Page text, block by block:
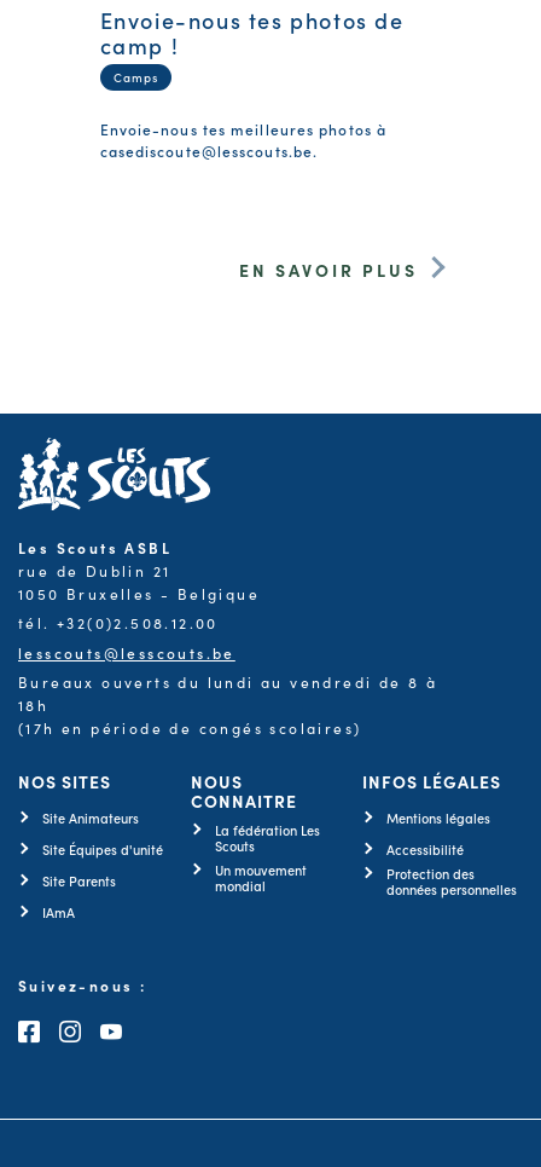
Envoie-nous tes photos de
camp !
Camps
Envoie-nous tes meilleures photos à
casediscoute@lesscouts.be.
EN SAVOIR PLUS
Les Scouts ASBL
rue de Dublin 21
1050 Bruxelles - Belgique
tél. +32(0)2.508.12.00
lesscouts@lesscouts.be
Bureaux ouverts du lundi au vendredi de 8 à
18h
(17h en période de congés scolaires)
NOS SITES
Site Animateurs
Site Équipes d'unité
Site Parents
IAmA
NOUS
CONNAITRE
La fédération Les
Scouts
Un mouvement
mondial
INFOS LÉGALES
Mentions légales
Accessibilité
Protection des
données personnelles
Suivez-nous :
Consultez notre page Facebook
Consultez notre page Instagram
Consultez notre chaîne Youtube